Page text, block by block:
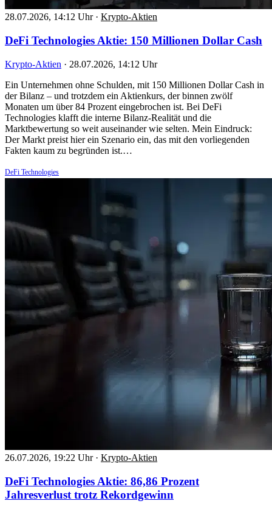
28.07.2026, 14:12 Uhr · Krypto-Aktien
DeFi Technologies Aktie: 150 Millionen Dollar Cash
Krypto-Aktien · 28.07.2026, 14:12 Uhr
Ein Unternehmen ohne Schulden, mit 150 Millionen Dollar Cash in
der Bilanz – und trotzdem ein Aktienkurs, der binnen zwölf
Monaten um über 84 Prozent eingebrochen ist. Bei DeFi
Technologies klafft die interne Bilanz-Realität und die
Marktbewertung so weit auseinander wie selten. Mein Eindruck:
Der Markt preist hier ein Szenario ein, das mit den vorliegenden
Fakten kaum zu begründen ist.…
DeFi Technologies
26.07.2026, 19:22 Uhr · Krypto-Aktien
DeFi Technologies Aktie: 86,86 Prozent
Jahresverlust trotz Rekordgewinn